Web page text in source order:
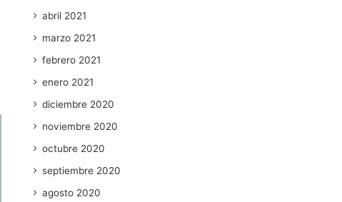
abril 2021
marzo 2021
febrero 2021
enero 2021
diciembre 2020
noviembre 2020
octubre 2020
septiembre 2020
agosto 2020